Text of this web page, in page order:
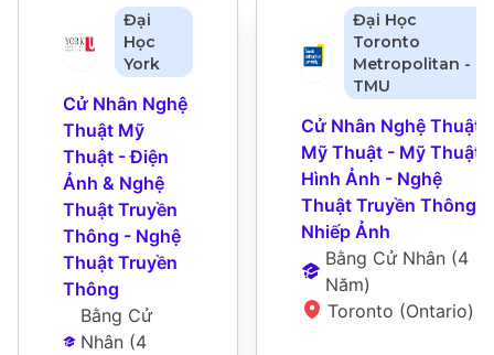
Đại
Học
York
Cử Nhân Nghệ
Thuật Mỹ
Thuật - Điện
Ảnh & Nghệ
Thuật Truyền
Thông - Nghệ
Thuật Truyền
Thông
Bằng Cử
Nhân (4
Đại Học
Toronto
Metropolitan -
TMU
Cử Nhân Nghệ Thuật
Mỹ Thuật - Mỹ Thuật
Hình Ảnh - Nghệ
Thuật Truyền Thông
Nhiếp Ảnh
Bằng Cử Nhân (4
Năm)
Toronto (Ontario)